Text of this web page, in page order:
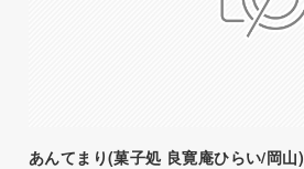
あんてまり(菓子処 良寛庵ひらい/岡山)